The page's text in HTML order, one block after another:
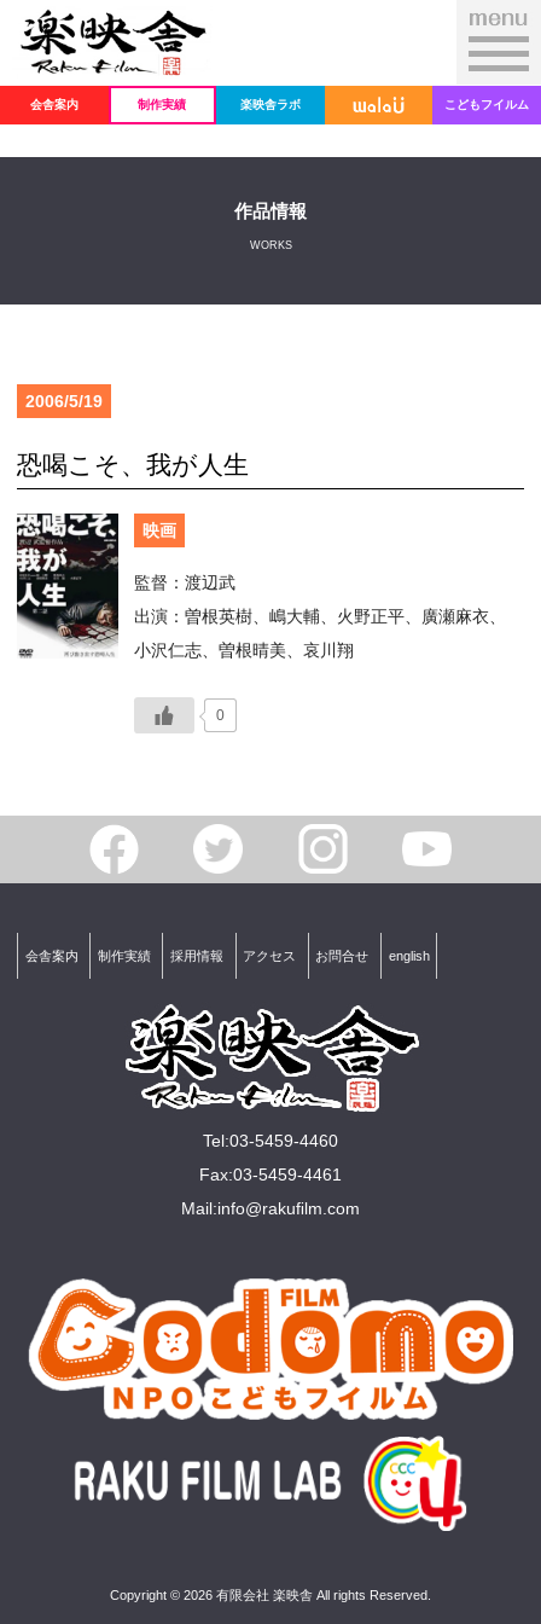
会舎案内 制作実績 楽映舎ラボ こどもフイルム
作品情報
WORKS
2006/5/19
恐喝こそ、我が人生
映画
監督：渡辺武
出演：曽根英樹、嶋大輔、火野正平、廣瀬麻衣、
小沢仁志、曽根晴美、哀川翔
0
会舎案内 制作実績 採用情報 アクセス お問合せ english
Tel:03-5459-4460
Fax:03-5459-4461
Mail:info@rakuﬁlm.com
Copyright © 2026 有限会社 楽映舎 All rights Reserved.